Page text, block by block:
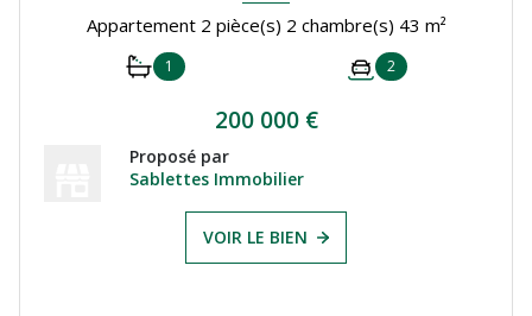
Appartement 2 pièce(s) 2 chambre(s) 43 m²
1 2
200 000 €
Proposé par
Sablettes Immobilier
VOIR LE BIEN